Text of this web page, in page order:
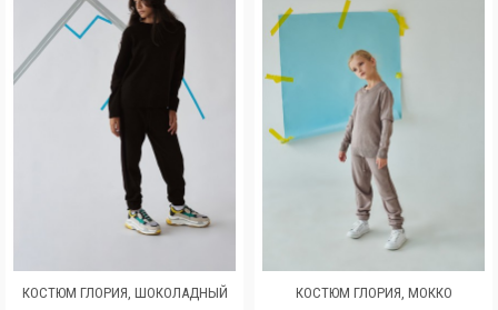
КОСТЮМ ГЛОРИЯ, ШОКОЛАДНЫЙ КОСТЮМ ГЛОРИЯ, МОККО